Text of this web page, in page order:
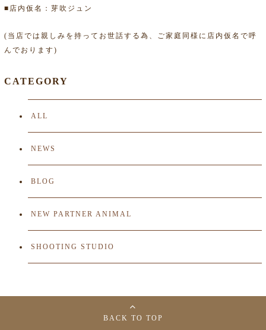
■店内仮名：芽吹ジュン
(当店では親しみを持ってお世話する為、ご家庭同様に店内仮名で呼
んでおります)
CATEGORY
ALL
NEWS
BLOG
NEW PARTNER ANIMAL
SHOOTING STUDIO
BACK TO TOP